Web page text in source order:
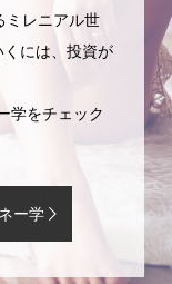
ミレニアル世
には、投資が
学をチェック
ー学